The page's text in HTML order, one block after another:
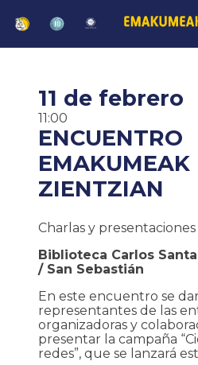
11 de febrero
11:00
ENCUENTRO
EMAKUMEAK
ZIENTZIAN
Charlas y presentaciones
Biblioteca Carlos
/ San Sebastián
En este encuentro se
representantes de las
organizadoras y
presentar la campaña
redes”, que se lanzará